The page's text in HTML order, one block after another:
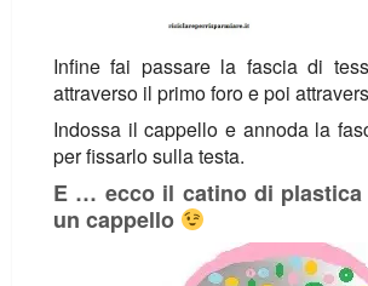
Infine fai passare la fascia di
attraverso il primo foro e poi
Indossa il cappello e annoda la
per fissarlo sulla testa.
E … ecco il catino di plastica
un cappello